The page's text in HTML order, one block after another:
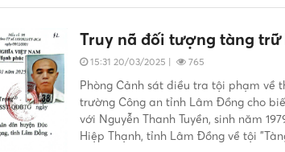
Truy nã đối tượng tàng trữ
15:31 20/03/2025 | 765
Phòng Cảnh sát điều tra tội phạm về
trường Công an tỉnh Lâm Đồng cho
với Nguyễn Thanh Tuyền, sinh năm
Hiệp Thạnh, tỉnh Lâm Đồng về tội